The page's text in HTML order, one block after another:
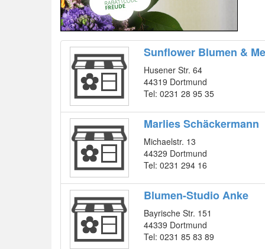
Sunflower Blumen &
Husener Str. 64
44319 Dortmund
Tel: 0231 28 95 35
Marlies Schäckermann
Michaelstr. 13
44329 Dortmund
Tel: 0231 294 16
Blumen-Studio Anke
Bayrische Str. 151
44339 Dortmund
Tel: 0231 85 83 89